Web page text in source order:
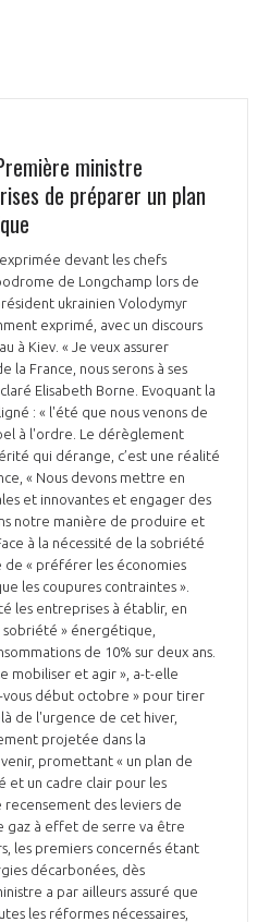
ADHÉRENTS
AÉRONAUTIQUE ET SPATIALE
ET SPATIALE
SUR LES RELATIONS ENTRE
ET FOURNISSEURS
AÉRONAUTIQUE ET SPATIALE
DE LA FILIÈRE
3 4 5 6
7
ministre
de préparer un plan
devant les chefs
de Longchamp lors de
ukrainien Volodymyr
exprimé, avec un discours
à Kiev. « Je veux assurer
la France, nous serons à ses
Elisabeth Borne. Evoquant la
: « l'été que nous venons de
à l'ordre. Le dérèglement
qui dérange, c’est une réalité
« Nous devons mettre en
et innovantes et engager des
notre manière de produire et
à la nécessité de la sobriété
« préférer les économies
les coupures contraintes ».
les entreprises à établir, en
» énergétique,
de 10% sur deux ans.
mobiliser et agir », a-t-elle
début octobre » pour tirer
de l'urgence de cet hiver,
projetée dans la
promettant « un plan de
et un cadre clair pour les
recensement des leviers de
gaz à effet de serre va être
les premiers concernés étant
décarbonées, dès
a par ailleurs assuré que
les réformes nécessaires,
et développez
d'adhérer au GIFAS.
données sectorielles,
...
D’ADHÉSION